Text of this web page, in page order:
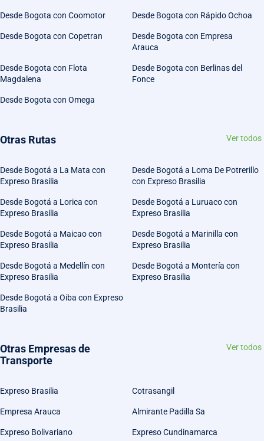
Desde Bogota con Coomotor Desde Bogota con Rápido Ochoa
Desde Bogota con Copetran
Desde Bogota con Empresa
Arauca
Desde Bogota con Flota
Magdalena
Desde Bogota con Berlinas del
Fonce
Desde Bogota con Omega
Otras Rutas Ver todos
Desde Bogotá a La Mata con
Expreso Brasilia
Desde Bogotá a Loma De Potrerillo
con Expreso Brasilia
Desde Bogotá a Lorica con
Expreso Brasilia
Desde Bogotá a Luruaco con
Expreso Brasilia
Desde Bogotá a Maicao con
Expreso Brasilia
Desde Bogotá a Marinilla con
Expreso Brasilia
Desde Bogotá a Medellín con
Expreso Brasilia
Desde Bogotá a Montería con
Expreso Brasilia
Desde Bogotá a Oiba con Expreso
Brasilia
Otras Empresas de
Transporte
Ver todos
Expreso Brasilia Cotrasangil
Empresa Arauca Almirante Padilla Sa
Expreso Bolivariano Expreso Cundinamarca